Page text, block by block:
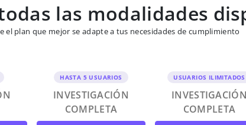
las modalidades
el plan que mejor se adapte a tus necesidades de cumplimiento
HASTA 5 USUARIOS
INVESTIGACIÓN
COMPLETA
USUARIOS ILIMITADOS
COMPLETA